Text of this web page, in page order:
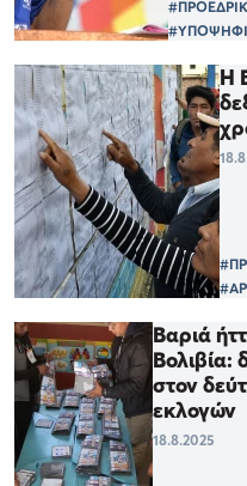
Η
Βαριά
Βολιβία:
στον
εκλογών
18.8.2025